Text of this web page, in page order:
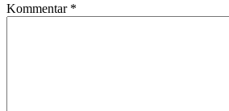
Kommentar *